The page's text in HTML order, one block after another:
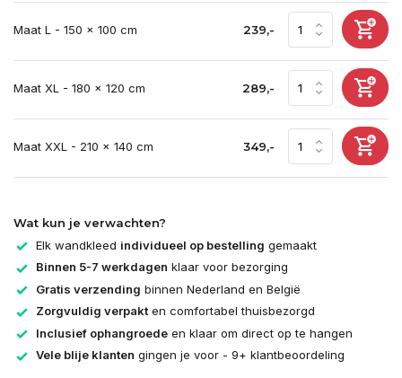
Maat L - 150 x 100 cm 239,-
Maat XL - 180 x 120 cm 289,-
Maat XXL - 210 x 140 cm 349,-
Wat kun je verwachten?
Elk wandkleed individueel op bestelling gemaakt
Binnen 5-7 werkdagen klaar voor bezorging
Gratis verzending binnen Nederland en België
Zorgvuldig verpakten comfortabel thuisbezorgd
Inclusief ophangroede en klaar om direct op te hangen
Vele blije klanten gingen je voor - 9+ klantbeoordeling